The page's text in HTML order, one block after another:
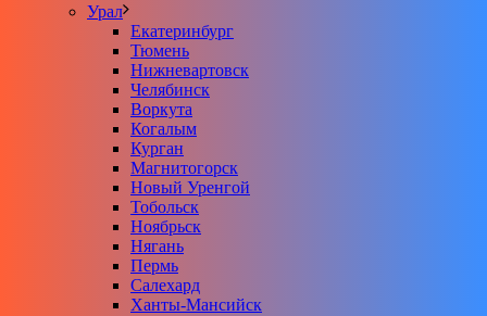
Урал
Екатеринбург
Тюмень
Нижневартовск
Челябинск
Воркута
Когалым
Курган
Магнитогорск
Новый Уренгой
Тобольск
Ноябрьск
Нягань
Пермь
Салехард
Ханты-Мансийск